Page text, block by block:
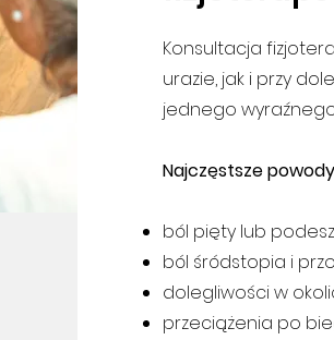
Konsultacja
urazie, jak i przy
jednego
Najczęstsze
ból pięty lub
ból śródstopia i
dolegliwości w
przeciążenia po